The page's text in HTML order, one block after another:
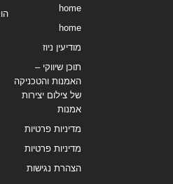
home
home
מודיעין ניוז
תוכן שיווקי –
האמנות והטכניקה
של צילום יצירות
אמנות
מדיניות פרטיות
מדיניות פרטיות
הצהרת נגישות